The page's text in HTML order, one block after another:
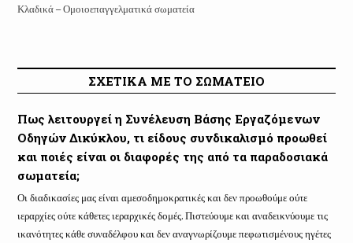
Κλαδικά – Ομοιοεπαγγελματικά σωματεία
ΣΧΕΤΙΚΑ ΜΕ ΤΟ ΣΩΜΑΤΕΙΟ
Πως λειτουργεί η Συνέλευση Βάσης Εργαζόμενων
Οδηγών Δικύκλου, τι είδους συνδικαλισμό προωθεί
και ποιές είναι οι διαφορές της από τα παραδοσιακά
σωματεία;
Οι διαδικασίες μας είναι αμεσοδημοκρατικές και δεν προωθούμε ούτε
ιεραρχίες ούτε κάθετες ιεραρχικές δομές. Πιστεύουμε και αναδεικνύουμε τις
ικανότητες κάθε συναδέλφου και δεν αναγνωρίζουμε πεφωτισμένους ηγέτες